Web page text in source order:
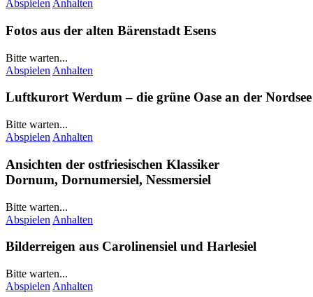
Abspielen Anhalten
Fotos aus der alten Bärenstadt Esens
Bitte warten...
Abspielen Anhalten
LuftkurortWerdum– die grüne Oase an der Nordsee
Bitte warten...
Abspielen Anhalten
Ansichten der ostfriesischen Klassiker
Dornum, Dornumersiel, Nessmersiel
Bitte warten...
Abspielen Anhalten
Bilderreigen aus Carolinensiel und Harlesiel
Bitte warten...
Abspielen Anhalten